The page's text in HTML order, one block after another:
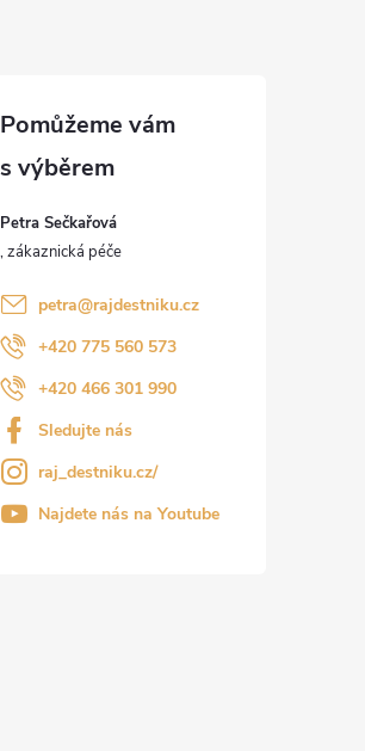
Petra Sečkařová
petra@rajdestniku.cz
+420 775 560 573
+420 466 301 990
Sledujte nás
raj_destniku.cz/
Najdete nás na Youtube